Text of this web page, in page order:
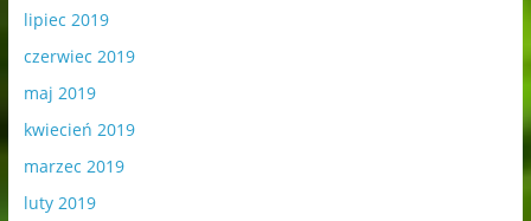
lipiec 2019
czerwiec 2019
maj 2019
kwiecień 2019
marzec 2019
luty 2019